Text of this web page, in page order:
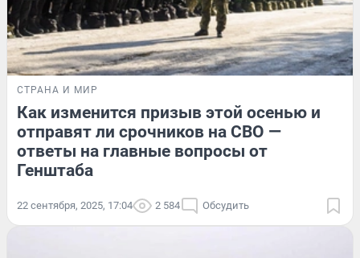
СТРАНА И МИР
Как изменится призыв этой осенью и
отправят ли срочников на СВО —
ответы на главные вопросы от
Генштаба
22 сентября, 2025, 17:04 2 584 Обсудить